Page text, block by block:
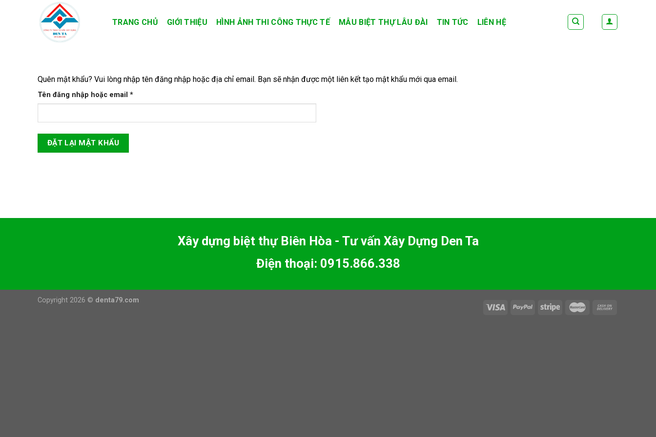
TRANG CHỦ GIỚI THIỆU HÌNH ẢNH THI CÔNG THỰC TẾ MẪU BIỆT THỰ LÂU ĐÀI TIN TỨC LIÊN HỆ
Quên mật khẩu? Vui lòng nhập tên đăng nhập hoặc địa chỉ email. Bạn sẽ nhận được một liên kết tạo mật khẩu mới qua email.
Tên đăng nhập hoặc email *Bắt
buộc
ĐẶT LẠI MẬT KHẨU
Xây dựng biệt thự Biên Hòa - Tư vấn Xây Dựng Den Ta
Điện thoại: 0915.866.338
Copyright 2026 © denta79.com